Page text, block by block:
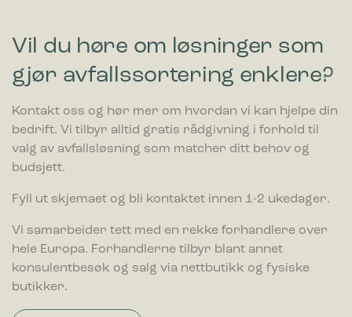
Vil du høre om løsninger som
gjør avfallssortering enklere?
Kontakt oss og hør mer om hvordan vi kan hjelpe din
bedrift. Vi tilbyr alltid gratis rådgivning i forhold til
valg av avfallsløsning som matcher ditt behov og
budsjett.
Fyll ut skjemaet og bli kontaktet innen 1-2 ukedager.
Vi samarbeider tett med en rekke forhandlere over
hele Europa. Forhandlerne tilbyr blant annet
konsulentbesøk og salg via nettbutikk og fysiske
butikker.